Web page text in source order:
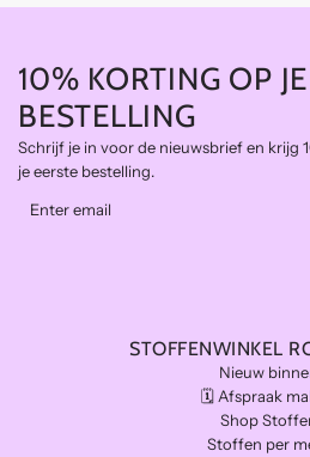
10% KORTING OP
BESTELLING
Schrijf je in voor de nieuwsbrief en krijg
je eerste bestelling.
STOFFENWINKEL
Nieuw
🗓️ Afspraak
Shop
Stoffen per